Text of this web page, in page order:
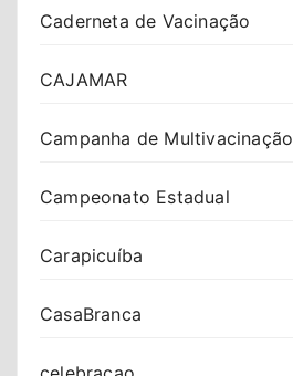
Caderneta de Vacinação
CAJAMAR
Campanha de Multivacinação
Campeonato Estadual
Carapicuíba
CasaBranca